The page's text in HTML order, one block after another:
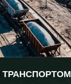
ТРАНСПОРТОМ